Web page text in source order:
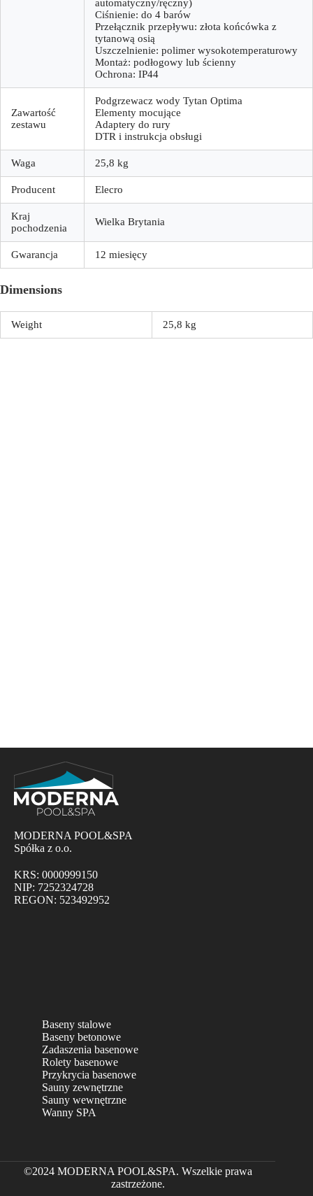
automatyczny/ręczny)
Ciśnienie: do 4 barów
Przełącznik przepływu: złota końcówka z
tytanową osią
Uszczelnienie: polimer wysokotemperaturowy
Montaż: podłogowy lub ścienny
Ochrona: IP44
Zawartość
zestawu
Podgrzewacz wody Tytan Optima
Elementy mocujące
Adaptery do rury
DTR i instrukcja obsługi
Waga 25,8 kg
Producent Elecro
Kraj
pochodzenia
Wielka Brytania
Gwarancja 12 miesięcy
Dimensions
Weight 25,8 kg
MODERNA POOL&SPA
Spółka z o.o.
KRS: 0000999150
NIP: 7252324728
REGON: 523492952
Baseny stalowe
Baseny betonowe
Zadaszenia basenowe
Rolety basenowe
Przykrycia basenowe
Sauny zewnętrzne
Sauny wewnętrzne
Wanny SPA
©2024 MODERNA POOL&SPA. Wszelkie prawa
zastrzeżone.